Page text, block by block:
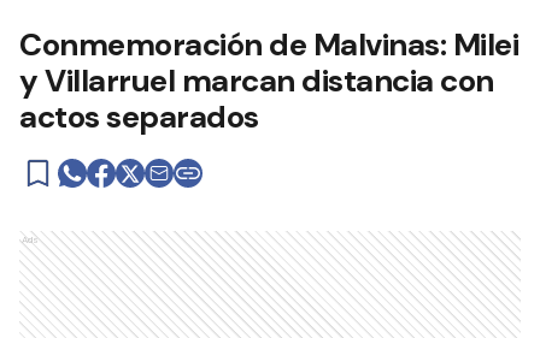
Conmemoración de Malvinas: Milei
y Villarruel marcan distancia con
actos separados
Ads